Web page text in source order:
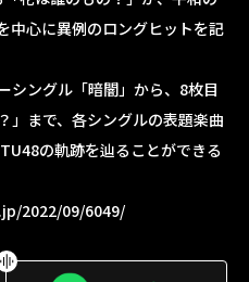
中心に異例のロングヒットを記
シングル「暗闇」から、8枚目
」まで、各シングルの表題楽曲
の軌跡を辿ることができる
2022/09/6049/